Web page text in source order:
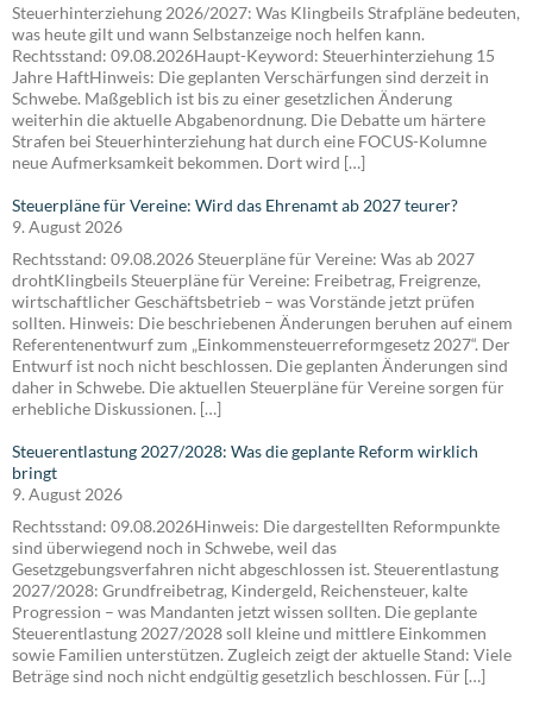
Steuerhinterziehung 2026/2027: Was Klingbeils Strafpläne bedeuten,
was heute gilt und wann Selbstanzeige noch helfen kann.
Rechtsstand: 09.08.2026Haupt-Keyword: Steuerhinterziehung 15
Jahre HaftHinweis: Die geplanten Verschärfungen sind derzeit in
Schwebe. Maßgeblich ist bis zu einer gesetzlichen Änderung
weiterhin die aktuelle Abgabenordnung. Die Debatte um härtere
Strafen bei Steuerhinterziehung hat durch eine FOCUS-Kolumne
neue Aufmerksamkeit bekommen. Dort wird […]
Steuerpläne für Vereine: Wird das Ehrenamt ab 2027 teurer?
9. August 2026
Rechtsstand: 09.08.2026 Steuerpläne für Vereine: Was ab 2027
drohtKlingbeils Steuerpläne für Vereine: Freibetrag, Freigrenze,
wirtschaftlicher Geschäftsbetrieb – was Vorstände jetzt prüfen
sollten. Hinweis: Die beschriebenen Änderungen beruhen auf einem
Referentenentwurf zum „Einkommensteuerreformgesetz 2027“. Der
Entwurf ist noch nicht beschlossen. Die geplanten Änderungen sind
daher in Schwebe. Die aktuellen Steuerpläne für Vereine sorgen für
erhebliche Diskussionen. […]
Steuerentlastung 2027/2028: Was die geplante Reform wirklich
bringt
9. August 2026
Rechtsstand: 09.08.2026Hinweis: Die dargestellten Reformpunkte
sind überwiegend noch in Schwebe, weil das
Gesetzgebungsverfahren nicht abgeschlossen ist. Steuerentlastung
2027/2028: Grundfreibetrag, Kindergeld, Reichensteuer, kalte
Progression – was Mandanten jetzt wissen sollten. Die geplante
Steuerentlastung 2027/2028 soll kleine und mittlere Einkommen
sowie Familien unterstützen. Zugleich zeigt der aktuelle Stand: Viele
Beträge sind noch nicht endgültig gesetzlich beschlossen. Für […]